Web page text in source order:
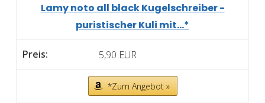
Lamy noto all black Kugelschreiber -
puristischer Kuli mit...*
5,90 EUR
*Zum Angebot »